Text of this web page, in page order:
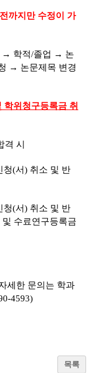
까지만 수정이 가
→ 학적/졸업 → 논
→ 논문제목 변경
학위청구등록금 취
격 시
(서) 취소 및 반
청(서) 취소 및 반
수료연구등록금
세한 문의는 학과
4593)
목록